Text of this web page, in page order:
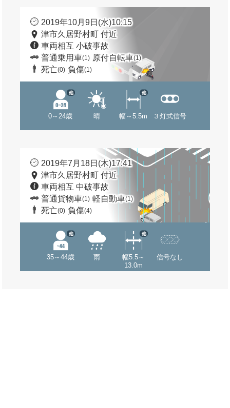
2019年10月9日(水)10:15
津市久居野村町 付近
車両相互 小破事故
普通乗用車(1) 原付自転車(1)
死亡(0) 負傷(1)
0～24歳
他
晴 幅～5.5m
他
３灯式信号
2019年7月18日(木)17:41
津市久居野村町 付近
車両相互 中破事故
普通貨物車(1) 軽自動車(1)
死亡(0) 負傷(4)
35～44歳
他
雨
幅5.5～
13.0m
他
信号なし